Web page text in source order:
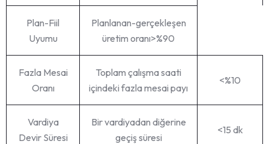
Plan-Fiil
Uyumu
Planlanan-gerçekleşen
üretim oranı>%90
Fazla Mesai
Oranı
Toplam çalışma saati
içindeki fazla mesai payı
<%10
Vardiya
Devir Süresi
Bir vardiyadan diğerine
geçiş süresi
<15 dk